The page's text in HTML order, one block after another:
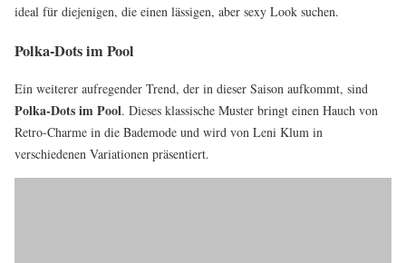
ideal für diejenigen, die einen lässigen, aber sexy Look suchen.
Polka-Dots im Pool
Ein weiterer aufregender Trend, der in dieser Saison aufkommt, sind
Polka-Dots im Pool. Dieses klassische Muster bringt einen Hauch von
Retro-Charme in die Bademode und wird von Leni Klum in
verschiedenen Variationen präsentiert.